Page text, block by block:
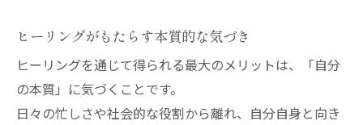
ヒーリングがもたらす本質的な気づき
ヒーリングを通じて得られる最大のメリットは、「自分
の本質」に気づくことです。
日々の忙しさや社会的な役割から離れ、自分自身と向き